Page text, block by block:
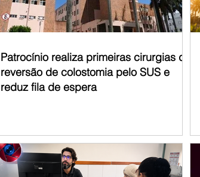
Patrocínio realiza primeiras cirurgias de
reversão de colostomia pelo SUS e
reduz fila de espera